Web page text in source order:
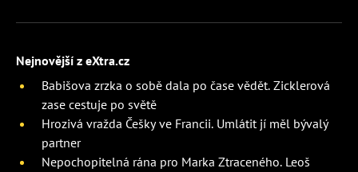
Nejnovější z eXtra.cz
Babišova zrzka o sobě dala po čase vědět. Zicklerová
zase cestuje po světě
Hrozivá vražda Češky ve Francii. Umlátit jí měl bývalý
partner
Nepochopitelná rána pro Marka Ztraceného. Leoš